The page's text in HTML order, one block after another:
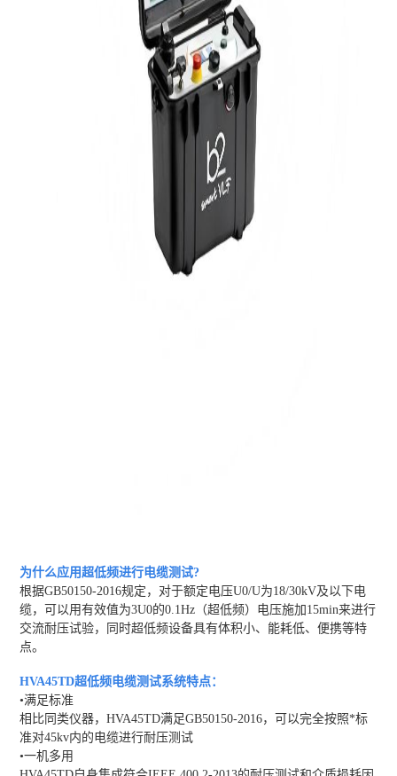
为什么应用超低频进行电缆测试?
根据GB50150-2016规定，对于额定电压U0/U为18/30kV及以下电
缆，可以用有效值为3U0的0.1Hz（超低频）电压施加15min来进行
交流耐压试验，同时超低频设备具有体积小、能耗低、便携等特
点。
HVA45TD超低频电缆测试系统特点：
•满足标准
相比同类仪器，HVA45TD满足GB50150-2016，可以完全按照*标
准对45kv内的电缆进行耐压测试
•一机多用